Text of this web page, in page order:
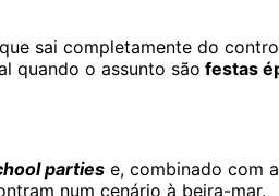
sai completamente do
quando o assunto são festas
parties e, combinado com
num cenário à beira-mar.